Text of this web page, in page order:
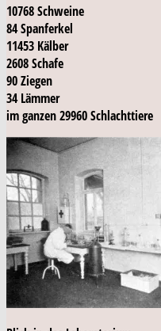
10768 Schweine
84 Spanferkel
11453 Kälber
2608 Schafe
90 Ziegen
34 Lämmer
im ganzen 29960 Schlachttiere